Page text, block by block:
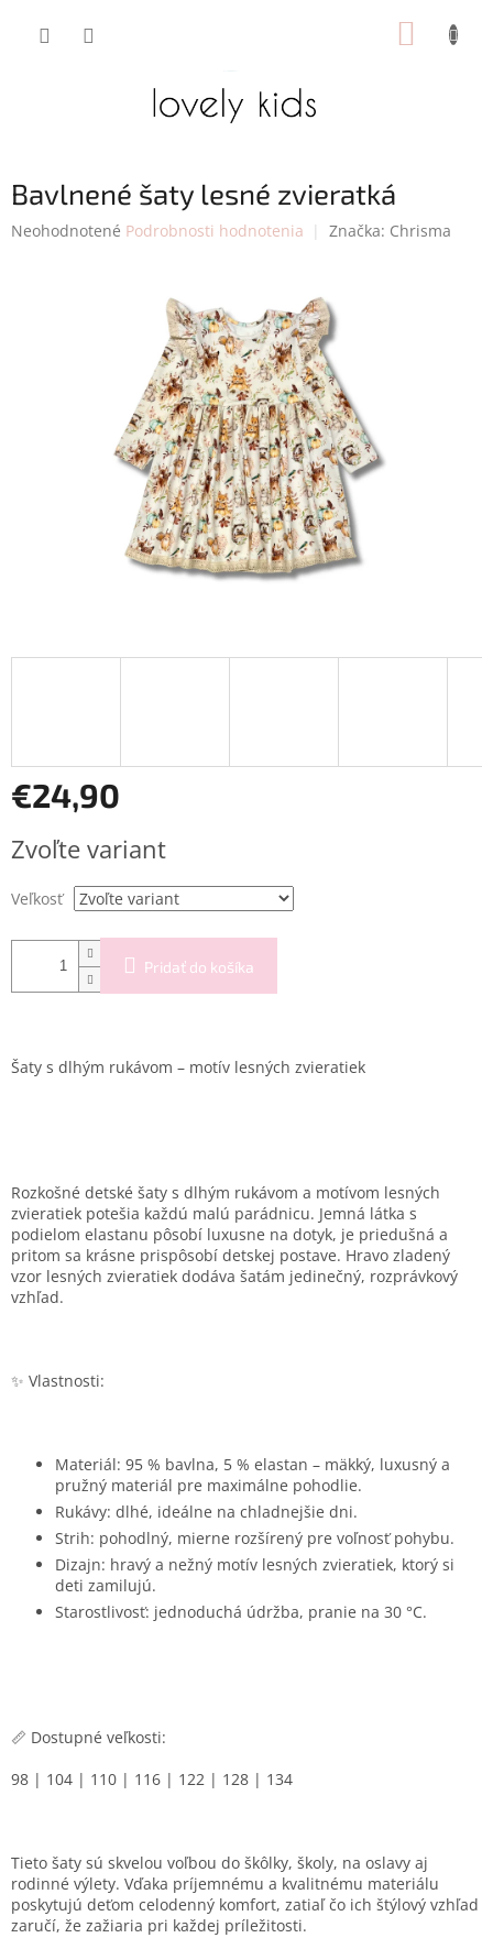
Bavlnené šaty lesné zvieratká
Priemerné
Neohodnotené Podrobnosti hodnotenia Značka: Chrisma
€24,90
cena:
Zvoľte variant
Veľkosť
Pridať do košíka
Šaty s dlhým rukávom – motív lesných zvieratiek
Rozkošné detské šaty s dlhým rukávom a motívom lesných
zvieratiek potešia každú malú parádnicu. Jemná látka s
podielom elastanu pôsobí luxusne na dotyk, je priedušná a
pritom sa krásne prispôsobí detskej postave. Hravo zladený
vzor lesných zvieratiek dodáva šatám jedinečný, rozprávkový
vzhľad.
✨ Vlastnosti:
Materiál: 95 % bavlna, 5 % elastan – mäkký, luxusný a
pružný materiál pre maximálne pohodlie.
Rukávy: dlhé, ideálne na chladnejšie dni.
Strih: pohodlný, mierne rozšírený pre voľnosť pohybu.
Dizajn: hravý a nežný motív lesných zvieratiek, ktorý si
deti zamilujú.
Starostlivosť: jednoduchá údržba, pranie na 30 °C.
📏 Dostupné veľkosti:
98 | 104 | 110 | 116 | 122 | 128 | 134
Tieto šaty sú skvelou voľbou do škôlky, školy, na oslavy aj
rodinné výlety. Vďaka príjemnému a kvalitnému materiálu
poskytujú deťom celodenný komfort, zatiaľ čo ich štýlový vzhľad
zaručí, že zažiaria pri každej príležitosti.